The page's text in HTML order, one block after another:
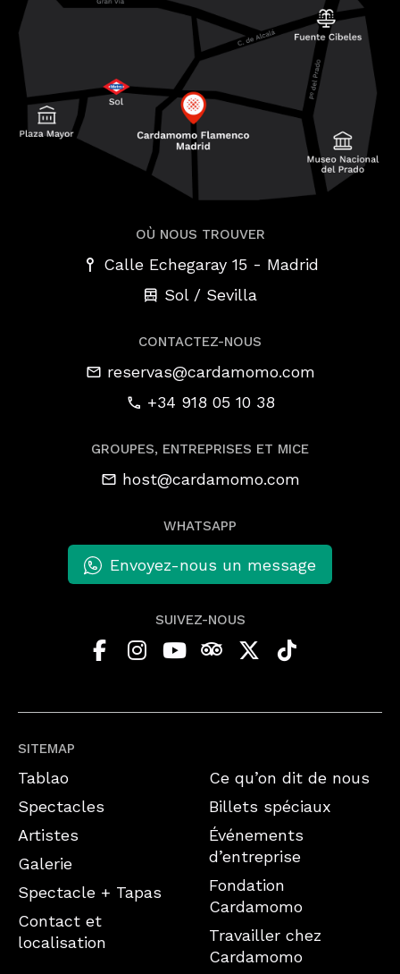
SITEMAP
Tablao
Spectacles
Artistes
Galerie
Spectacle + Tapas
Contact et
localisation
Ce qu’on dit de nous
Billets spéciaux
Événements
d’entreprise
Fondation
Cardamomo
Travailler chez
Cardamomo
OÙ NOUS TROUVER
Calle Echegaray 15 - Madrid
Sol / Sevilla
CONTACTEZ-NOUS
reservas@cardamomo.com
+34 918 05 10 38
GROUPES, ENTREPRISES ET MICE
host@cardamomo.com
WHATSAPP
Envoyez-nous un message
SUIVEZ-NOUS